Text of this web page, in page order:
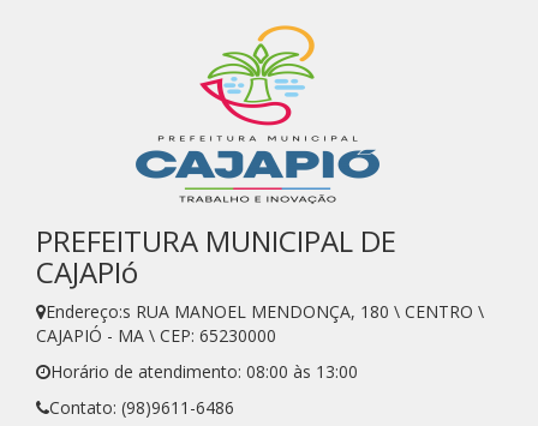
PREFEITURA MUNICIPAL DE
CAJAPIó
Endereço:s RUA MANOEL MENDONÇA, 180 \ CENTRO \
CAJAPIÓ - MA \ CEP: 65230000
Horário de atendimento: 08:00 às 13:00
Contato: (98)9611-6486